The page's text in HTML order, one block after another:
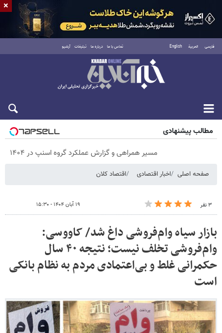
فارسی العربية English تماس با ما درباره ما تبلیغات آرشیو
پنجشنبه ۱۵ مرداد ۱۴۰۵
مطالب پیشنهادی
مسیر همراهی و گزارش عملکرد گروه اسنپ در ۱۴۰۴
صفحه اصلی اخبار اقتصادی اقتصاد کلان
۳ نفر ۱۹ آبان ۱۴۰۴ - ۱۵:۳۰
بازار سیاه وام‌فروشی داغ شد/ کاووسی:
وام‌فروشی تخلف نیست؛ نتیجه ۴۰ سال
حکمرانی غلط و بی‌اعتمادی مردم به نظام بانکی
است
×